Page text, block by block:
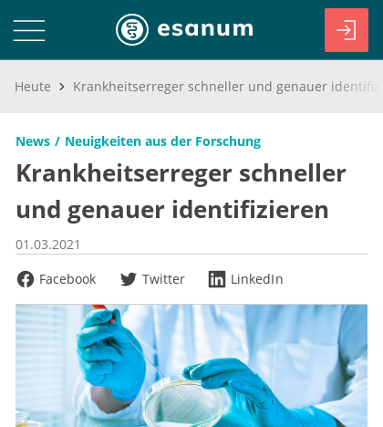
Heute
News Neuigkeiten aus der Forschung
Krankheitserreger schneller
und genauer identifizieren
01.03.2021
Facebook
Twitter LinkedIn